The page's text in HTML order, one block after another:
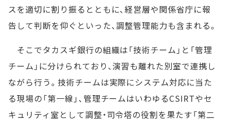
スを適切に割り振るとともに、経営層や関係省庁に報
告して判断を仰ぐといった、調整管理能力も含まれる。
そこでタカスギ銀行の組織は「技術チーム」と「管理
チーム」に分けられており、演習も離れた別室で連携し
ながら行う。技術チームは実際にシステム対応に当た
る現場の「第一線」、管理チームはいわゆるCSIRTやセ
キュリティ室として調整・司令塔の役割を果たす「第二